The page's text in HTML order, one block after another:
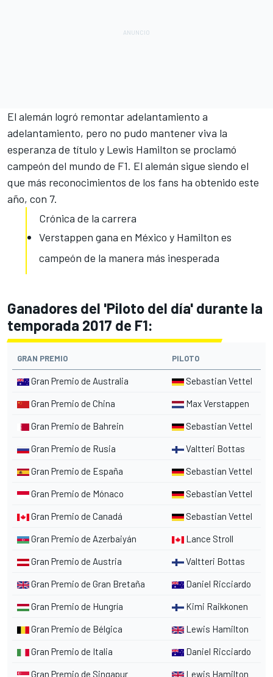
El alemán logró remontar adelantamiento a
adelantamiento, pero no pudo mantener viva la
esperanza de título y Lewis Hamilton se proclamó
campeón del mundo de F1. El alemán sigue siendo el
que más reconocimientos de los fans ha obtenido este
año, con 7.
Crónica de la carrera
Verstappen gana en México y Hamilton es
campeón de la manera más inesperada
Ganadores del 'Piloto del día' durante la
temporada 2017 de F1:
GRAN PREMIO PILOTO
Gran Premio de Australia Sebastian Vettel
Gran Premio de China Max Verstappen
Gran Premio de Bahrein Sebastian Vettel
Gran Premio de Rusia Valtteri Bottas
Gran Premio de España Sebastian Vettel
Gran Premio de Mónaco Sebastian Vettel
Gran Premio de Canadá Sebastian Vettel
Gran Premio de Azerbaiyán Lance Stroll
Gran Premio de Austria Valtteri Bottas
Gran Premio de Gran Bretaña Daniel Ricciardo
Gran Premio de Hungría Kimi Raikkonen
Gran Premio de Bélgica Lewis Hamilton
Gran Premio de Italia Daniel Ricciardo
Gran Premio de Singapur Lewis Hamilton